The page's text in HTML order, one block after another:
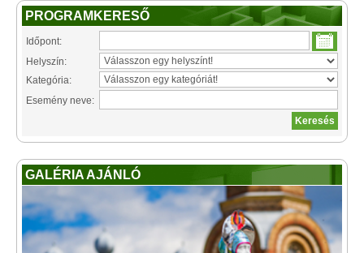
PROGRAMKERESŐ
Időpont:
Helyszín:
Kategória:
Esemény neve:
GALÉRIA AJÁNLÓ